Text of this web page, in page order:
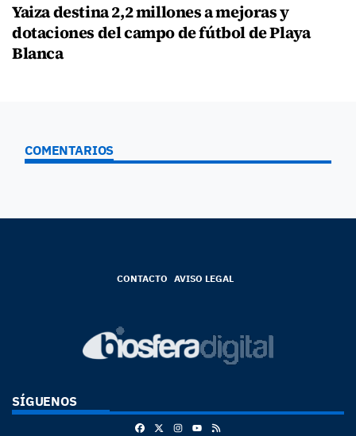
Yaiza destina 2,2 millones a mejoras y
dotaciones del campo de fútbol de Playa
Blanca
COMENTARIOS
CONTACTO AVISO LEGAL
SÍGUENOS
FacebookInstagram